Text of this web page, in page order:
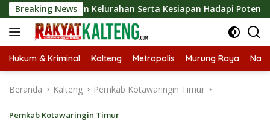
Langsung
ke
konten
Breaking News
dan Kelurahan Serta Kesiapan Hadapi Potensi Karhutla
Hukum & Kriminal Kalteng Metropolis Murung Raya
Beranda Kalteng Pemkab Kotawaringin Timur
Pemkab Kotawaringin Timur